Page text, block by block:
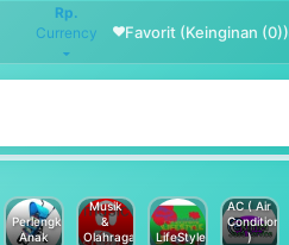
Rp.
Currency
Favorit (Keinginan (0))
Perlengkapan
Anak
Musik
&
Olahraga
LifeStyle
AC ( Air
Conditioner
)